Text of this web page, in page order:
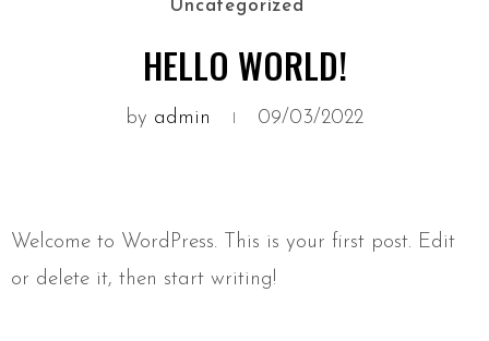
Uncategorized
HELLO WORLD!
by admin 09/03/2022
Welcome to WordPress. This is your first post. Edit
or delete it, then start writing!